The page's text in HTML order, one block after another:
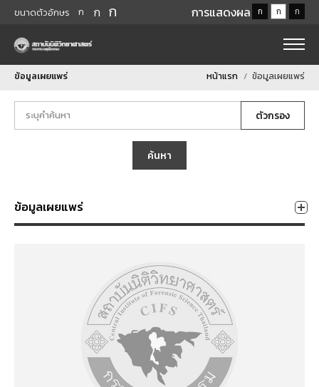
ขนาดตัวอักษร ก ก ก การแสดงผล ก ก ก
ข้อมูลเผยแพร่ หน้าแรก ข้อมูลเผยแพร่
ตัวกรอง
ค้นหา
ข้อมูลเผยแพร่